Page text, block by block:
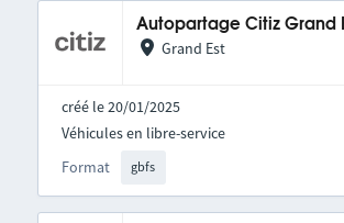
Autopartage Citiz Grand
Grand Est
créé le 20/01/2025
Format gbfs
Véhicules en libre-service